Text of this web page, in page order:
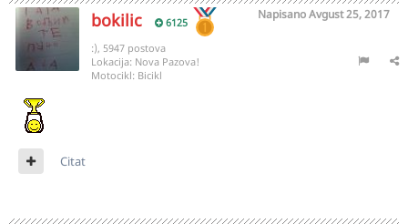
bokilic 6125
NapisanoAvgust 25, 2017
:), 5947 postova
Lokacija: Nova Pazova!
Motocikl: Bicikl
Citat